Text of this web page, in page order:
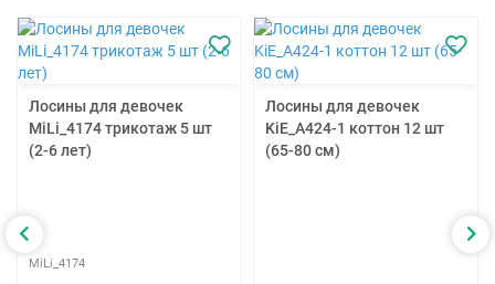
Лосины для девочек
MiLi_4174 трикотаж 5 шт
(2-6 лет)
MiLi_4174
Лосины для девочек
KiE_A424-1 коттон 12 шт
(65-80 см)